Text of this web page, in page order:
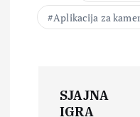
Aplikacija za
SJAJNA
IGRA